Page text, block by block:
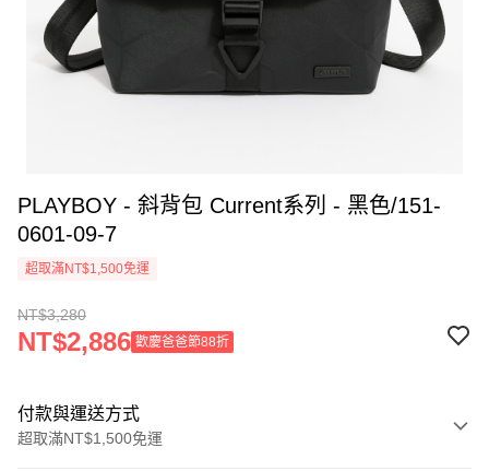
PLAYBOY - 斜背包 Current系列 - 黑色/151-
0601-09-7
超取滿NT$1,500免運
NT$3,280
NT$2,886 歡慶爸爸節88折
付款與運送方式
超取滿NT$1,500免運